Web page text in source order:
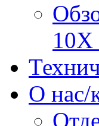
О нас/